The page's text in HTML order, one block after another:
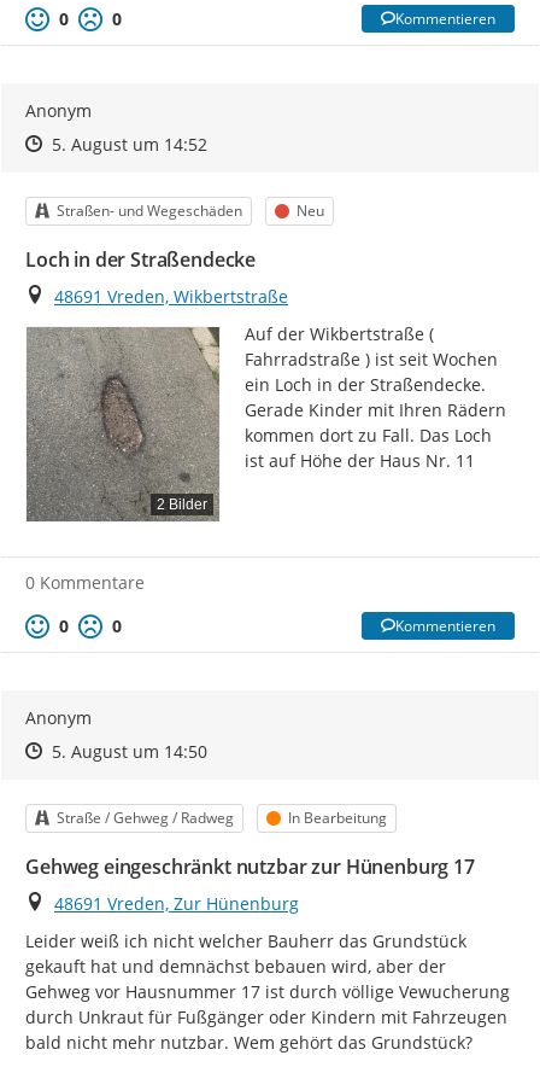
0
0 Kommentieren
Anonym
Zeitpunkt des Erstellens
Zeitpunkt des Erstellens
5. August um 14:52Zur Äußerung
Kategorie
Straßen- und Wegeschäden Status
Neu
Loch in der Straßendecke
Ort
48691 Vreden, Wikbertstraße
2 Bilder
Auf der Wikbertstraße (
Fahrradstraße ) ist seit Wochen
ein Loch in der Straßendecke.
Gerade Kinder mit Ihren Rädern
kommen dort zu Fall. Das Loch
ist auf Höhe der Haus Nr. 11
0 Kommentare
0
0 Kommentieren
Anonym
Zeitpunkt des Erstellens
Zeitpunkt des Erstellens
5. August um 14:50Zur Äußerung
Kategorie
Straße / Gehweg / Radweg Status
In Bearbeitung
Gehweg eingeschränkt nutzbar zur Hünenburg 17
Ort
48691 Vreden, Zur Hünenburg
Leider weiß ich nicht welcher Bauherr das Grundstück
gekauft hat und demnächst bebauen wird, aber der
Gehweg vor Hausnummer 17 ist durch völlige Vewucherung
durch Unkraut für Fußgänger oder Kindern mit Fahrzeugen
bald nicht mehr nutzbar. Wem gehört das Grundstück?